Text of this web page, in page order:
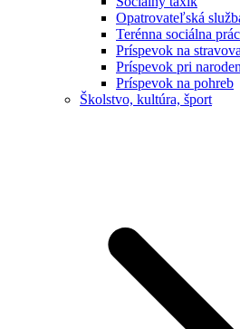
Opatrovateľská
Terénna sociálna
Príspevok na
Príspevok pri
Príspevok na pohreb
Školstvo, kultúra, šport